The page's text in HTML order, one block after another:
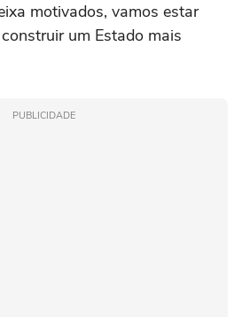
motivados, vamos estar
um Estado mais
PUBLICIDADE